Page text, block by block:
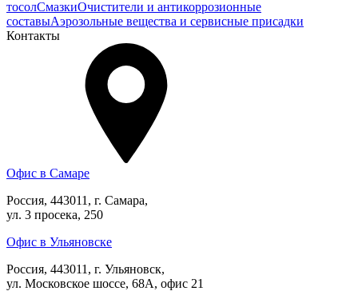
тосолСмазкиОчистители и антикоррозионные
составыАэрозольные вещества и сервисные присадки
Контакты
Офис в Самаре
Россия, 443011, г. Самара,
ул. 3 просека, 250
Офис в Ульяновске
Россия, 443011, г. Ульяновск,
ул. Московское шоссе, 68А, офис 21